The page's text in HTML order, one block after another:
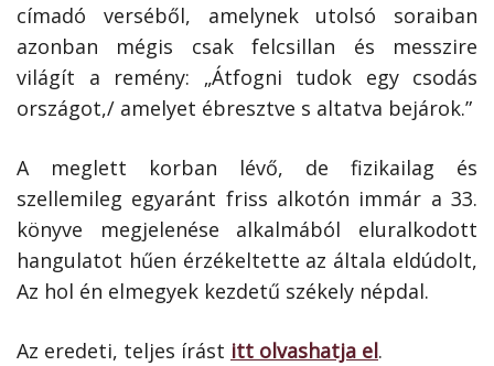
címadó verséből, amelynek utolsó soraiban
azonban mégis csak felcsillan és messzire
világít a remény: „Átfogni tudok egy csodás
országot,/ amelyet ébresztve s altatva bejárok.”
A meglett korban lévő, de fizikailag és
szellemileg egyaránt friss alkotón immár a 33.
könyve megjelenése alkalmából eluralkodott
hangulatot hűen érzékeltette az általa eldúdolt,
Az hol én elmegyek kezdetű székely népdal.
Az eredeti, teljes írást itt olvashatja el.